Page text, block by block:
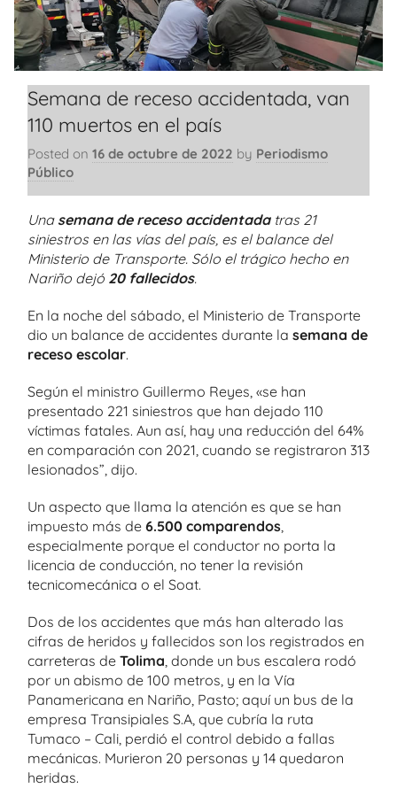
Semana de receso accidentada, van
110 muertos en el país
Posted on 16 de octubre de 2022 by Periodismo
Público
Una semana de receso accidentadatras 21
siniestros en las vías del país, es el balance del
Ministerio de Transporte. Sólo el trágico hecho en
Nariño dejó 20 fallecidos.
En la noche del sábado, el Ministerio de Transporte
dio un balance de accidentes durante la semana de
receso escolar.
Según el ministro Guillermo Reyes, «se han
presentado 221 siniestros que han dejado 110
víctimas fatales. Aun así, hay una reducción del 64%
en comparación con 2021, cuando se registraron 313
lesionados”, dijo.
Un aspecto que llama la atención es que se han
impuesto más de 6.500 comparendos
especialmente porque el conductor no porta la
licencia de conducción, no tener la revisión
tecnicomecánica o el Soat.
Dos de los accidentes que más han alterado las
cifras de heridos y fallecidos son los registrados en
carreteras de Tolima , donde un bus escalera rodó
por un abismo de 100 metros, y en la Vía
Panamericana en Nariño, Pasto; aquí un bus de la
empresa Transipiales S.A, que cubría la ruta
Tumaco – Cali, perdió el control debido a fallas
mecánicas. Murieron 20 personas y 14 quedaron
heridas.